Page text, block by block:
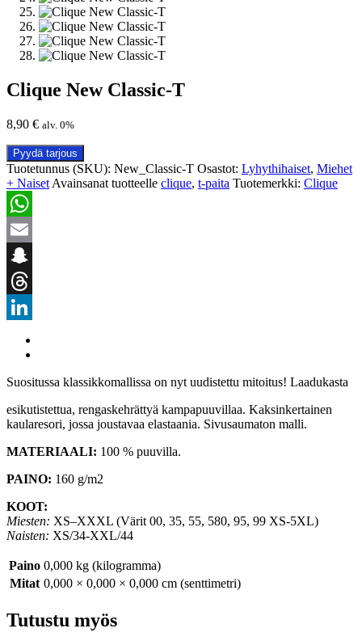
Clique New Classic-T
8,90 € alv. 0%
Pyydä tarjous
Tuotetunnus (SKU): New_Classic-T Osastot: Lyhythihaiset, Miehet
+ Naiset Avainsanat tuotteelle clique, t-paita Tuotemerkki: Clique
WhatsApp
Email
Snapchat
Threads
Suositussa klassikkomallissa on nyt uudistettu mitoitus! Laadukasta
esikutistettua, rengaskehrättyä kampapuuvillaa. Kaksinkertainen
kaularesori, jossa joustavaa elastaania. Sivusaumaton malli.
MATERIAALI: 100 % puuvilla.
PAINO: 160 g/m2
KOOT:
Miesten: XS–XXXL (Värit 00, 35, 55, 580, 95, 99 XS-5XL)
Naisten: XS/34-XXL/44
Paino 0,000 kg (kilogramma)
Mitat 0,000 × 0,000 × 0,000 cm (senttimetri)
Tutustu myös